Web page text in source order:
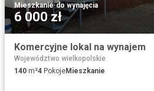
Mieszkanie·do wynajęcia
6 000 zł
Komercyjne lokal na wynajem
Województwo wielkopolskie
140 m²4 PokojeMieszkanie